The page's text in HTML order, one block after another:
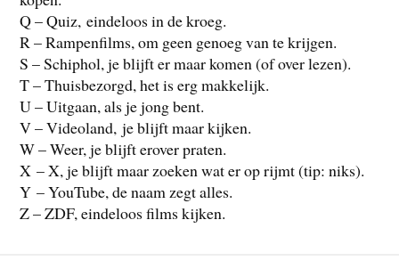
Q – Quiz, eindeloos in de kroeg.
R – Rampenfilms, om geen genoeg van te krijgen.
S – Schiphol, je blijft er maar komen (of over lezen).
T – Thuisbezorgd, het is erg makkelijk.
U – Uitgaan, als je jong bent.
V – Videoland, je blijft maar kijken.
W – Weer, je blijft erover praten.
X – X, je blijft maar zoeken wat er op rijmt (tip: niks).
Y – YouTube, de naam zegt alles.
Z – ZDF, eindeloos films kijken.